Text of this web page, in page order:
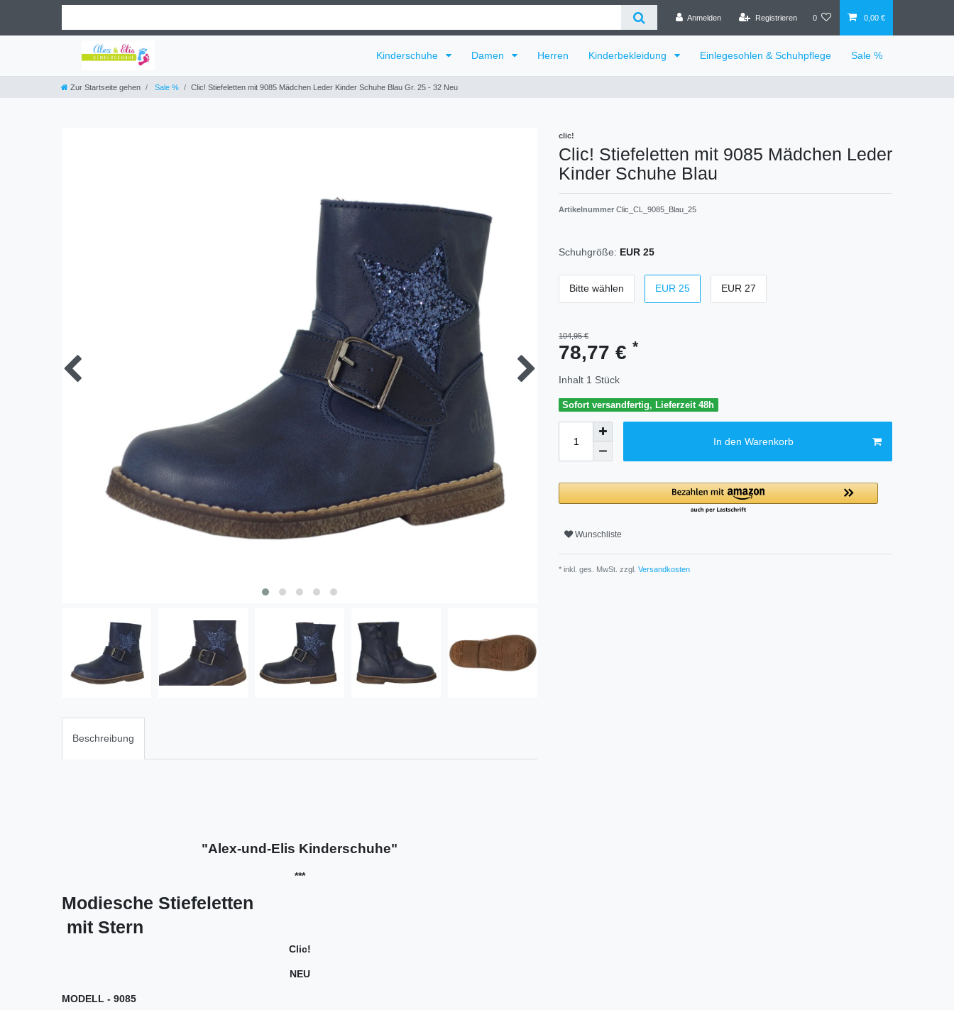
Anmelden Registrieren 0 0,00 €
Kinderschuhe Damen Herren Kinderbekleidung Einlegesohlen & Schuhpflege Sale %
Zur Startseite gehen Sale % Clic! Stiefeletten mit 9085 Mädchen Leder Kinder Schuhe Blau Gr. 25 - 32 Neu
clic!
Clic! Stiefeletten mit 9085 Mädchen Leder
Kinder Schuhe Blau
Artikelnummer Clic_CL_9085_Blau_25
Schuhgröße: EUR 25
Bitte wählen EUR 25 EUR 27
104,95 €
78,77 € *
Inhalt 1 Stück
Sofort versandfertig, Lieferzeit 48h
In den Warenkorb
Wunschliste
* inkl. ges. MwSt. zzgl. Versandkosten
Beschreibung
"Alex-und-Elis Kinderschuhe"
***
Modiesche Stiefeletten
mit Stern
Clic!
NEU
MODELL - 9085